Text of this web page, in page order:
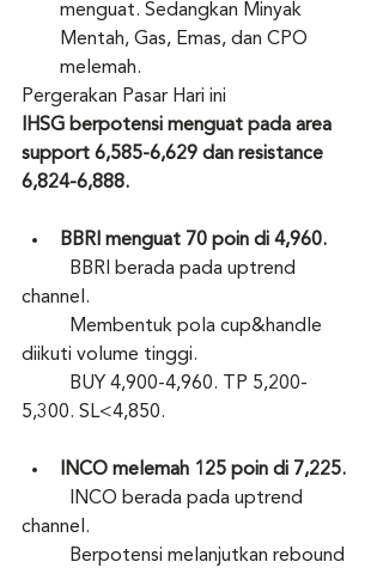
menguat. Sedangkan Minyak
Mentah, Gas, Emas, dan CPO
melemah.
Pergerakan Pasar Hari ini
IHSG berpotensi menguat pada area
support 6,585-6,629 dan resistance
6,824-6,888.
BBRI menguat 70 poin di 4,960.
channel.
diikuti volume tinggi.
5,300. SL<4,850.
INCO melemah 125 poin di 7,225.
channel.